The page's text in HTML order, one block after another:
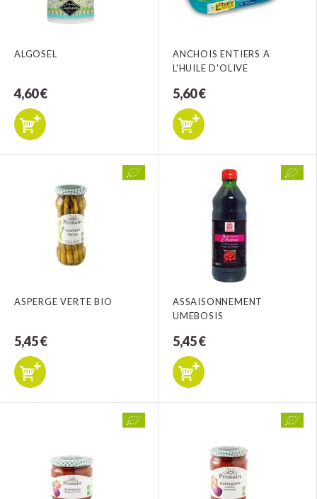
ALGOSEL
4,60 €
ANCHOIS ENTIERS A
L'HUILE D'OLIVE
5,60 €
ASPERGE VERTE BIO
5,45 €
ASSAISONNEMENT
UMEBOSIS
5,45 €